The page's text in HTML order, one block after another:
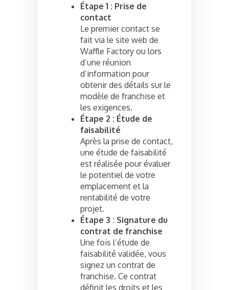
Étape 1 : Prise de
contact
Le premier contact se
fait via le site web de
Waffle Factory ou lors
d’une réunion
d’information pour
obtenir des détails sur le
modèle de franchise et
les exigences.
Étape 2 : Étude de
faisabilité
Après la prise de contact,
une étude de faisabilité
est réalisée pour évaluer
le potentiel de votre
emplacement et la
rentabilité de votre
projet.
Étape 3 : Signature du
contrat de franchise
Une fois l’étude de
faisabilité validée, vous
signez un contrat de
franchise. Ce contrat
définit les droits et les